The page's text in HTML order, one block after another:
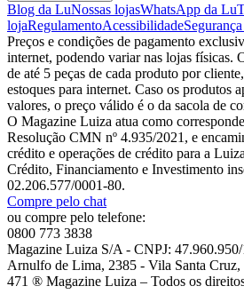
Blog da LuNossas lojasWhatsApp da Lu
lojaRegulamentoAcessibilidade
Preços e condições de pagamento
internet, podendo variar nas lojas físicas.
de até 5 peças de cada produto por
estoques para internet. Caso os produtos
valores, o preço válido é o da sacola de
O Magazine Luiza atua como
Resolução CMN nº 4.935/2021, e
crédito e operações de crédito para a
Crédito, Financiamento e Investimento
02.206.577/0001-80.
Compre pelo chat
ou compre pelo telefone:
0800 773 3838
Magazine Luiza S/A - CNPJ:
Arnulfo de Lima, 2385 - Vila Santa Cruz,
471 ® Magazine Luiza – Todos os